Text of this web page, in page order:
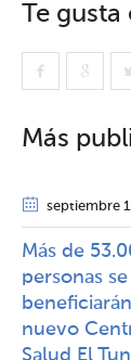
Te gusta
Más
septiembre
Más de
personas se
nuevo
Salud El